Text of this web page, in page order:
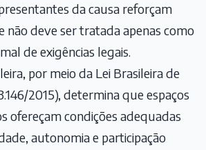
da causa reforçam
não deve ser tratada apenas como
de exigências legais.
por meio da Lei Brasileira de
2015), determina que espaços
ofereçam condições adequadas
autonomia e participação